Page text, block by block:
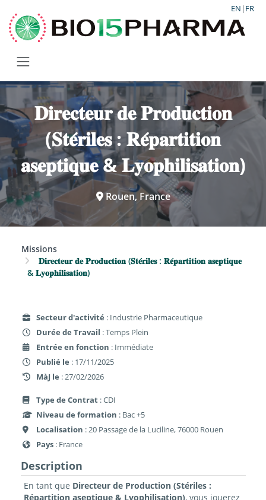
EN | FR
𝐃𝐢𝐫𝐞𝐜𝐭𝐞𝐮𝐫 𝐝𝐞 𝐏𝐫𝐨𝐝𝐮𝐜𝐭𝐢𝐨𝐧
(𝐒𝐭𝐞́𝐫𝐢𝐥𝐞𝐬 : 𝐑𝐞́𝐩𝐚𝐫𝐭𝐢𝐭𝐢𝐨𝐧
𝐚𝐬𝐞𝐩𝐭𝐢𝐪𝐮𝐞 & 𝐋𝐲𝐨𝐩𝐡𝐢𝐥𝐢𝐬𝐚𝐭𝐢𝐨𝐧)
Rouen, France
Missions
𝐃𝐢𝐫𝐞𝐜𝐭𝐞𝐮𝐫 𝐝𝐞 𝐏𝐫𝐨𝐝𝐮𝐜𝐭𝐢𝐨𝐧 (𝐒𝐭𝐞́𝐫𝐢𝐥𝐞𝐬 : 𝐑𝐞́𝐩𝐚𝐫𝐭𝐢𝐭𝐢𝐨𝐧 𝐚𝐬𝐞𝐩𝐭𝐢𝐪𝐮𝐞
& 𝐋𝐲𝐨𝐩𝐡𝐢𝐥𝐢𝐬𝐚𝐭𝐢𝐨𝐧)
Secteur d'activité : Industrie Pharmaceutique
Durée de Travail : Temps Plein
Entrée en fonction : Immédiate
Publié le : 17/11/2025
MàJ le : 27/02/2026
Type de Contrat : CDI
Niveau de formation : Bac +5
Localisation : 20 Passage de la Luciline, 76000 Rouen
Pays : France
Description
En tant que Directeur de Production (Stériles :
Répartition aseptique & Lyophilisation), vous jouerez